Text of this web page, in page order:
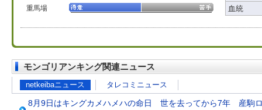
重馬場 血統
モンゴリアンキング関連ニュース
netkeibaニュース タレコミニュース
8月9日はキングカメハメハの命日 世を去ってから7年 産駒